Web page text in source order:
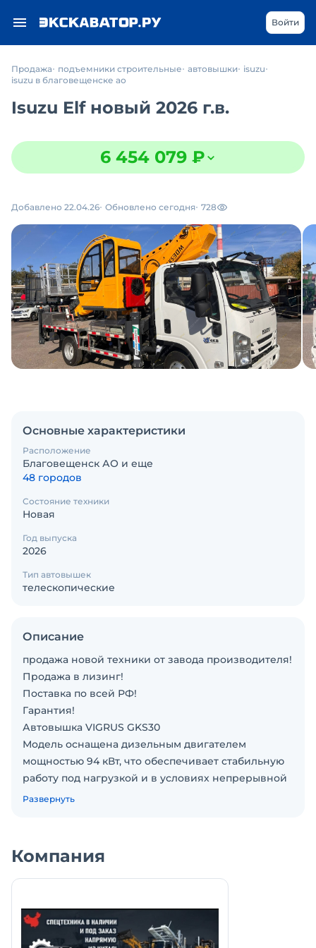
Войти
Продажа подъемники строительные автовышки isuzu
isuzu в благовещенске ао
Isuzu Elf новый 2026 г.в.
6 454 079 ₽
Добавлено 22.04.26 Обновлено сегодня 728
Основные характеристики
Расположение
Благовещенск АО и еще
48 городов
Состояние техники
Новая
Год выпуска
2026
Тип автовышек
телескопические
Описание
продажа новой техники от завода производителя!
Продажа в лизинг!
Поставка по всей РФ!
Гарантия!
Автовышка VIGRUS GKS30
Модель оснащена дизельным двигателем
мощностью 94 кВт, что обеспечивает стабильную
работу под нагрузкой и в условиях непрерывной
эксплуатации. Телескопическая стрела
оператора в корзине и дублируется с земли.
Характеристики :
Масса: 6 300кг
Общая масса:7 300кг
Развернуть
Компания